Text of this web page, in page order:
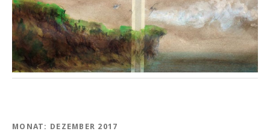
MONAT: DEZEMBER 2017